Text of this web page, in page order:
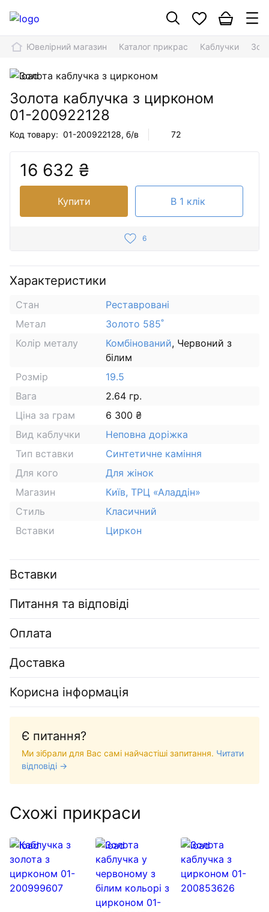
Ювелірний магазин Каталог прикрас Каблучки
Золота каблучка з цирконом
01-200922128
Код товару: 01-200922128, б/в 72
16 632 ₴
Купити В 1 клік
6
Характеристики
Стан
Реставровані
Метал
Золото 585˚
Колір металу
Комбінований, Червоний з
білим
Розмір
19.5
Вага
2.64 гр.
Ціна за грам
6 300 ₴
Вид каблучки
Неповна доріжка
Тип вставки
Синтетичне каміння
Для кого
Для жінок
Магазин
Київ, ТРЦ «Аладдін»
Стиль
Класичний
Вставки
Циркон
Вставки
Питання та відповіді
Оплата
Доставка
Корисна інформація
Є питання?
Ми зібрали для Вас самі найчастіші запитання. Читати
відповіді →
Схожі прикраси